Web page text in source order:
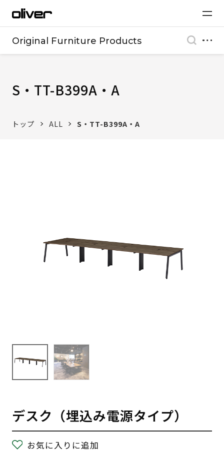
Original Furniture Products
S・TT-B399A・A
トップ ALL S・TT-B399A・A
デスク（埋込み電源タイプ）
お気に入りに追加